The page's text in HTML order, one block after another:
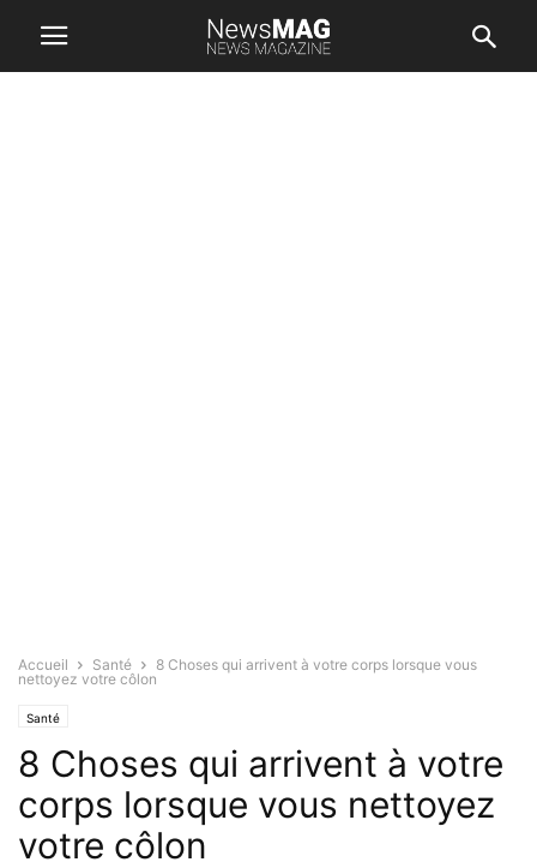
Accueil Santé
8 Choses qui arrivent à votre corps lorsque vous
nettoyez votre côlon
Santé
8 Choses qui arrivent à votre
corps lorsque vous nettoyez
votre côlon